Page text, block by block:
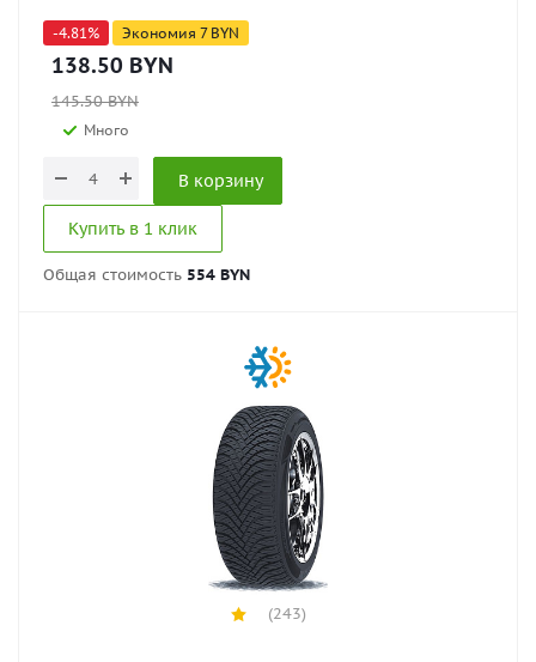
-4.81% Экономия 7BYN
138.50 BYN
145.50BYN
Много
В корзину
Купить в 1 клик
Общая стоимость 554 BYN
(243)